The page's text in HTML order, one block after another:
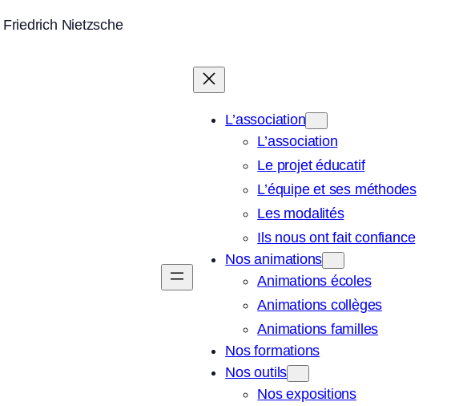
Friedrich Nietzsche
L’association
L’association
Le projet éducatif
L’équipe et ses méthodes
Les modalités
Ils nous ont fait confiance
Nos animations
Animations écoles
Animations collèges
Animations familles
Nos formations
Nos outils
Nos expositions